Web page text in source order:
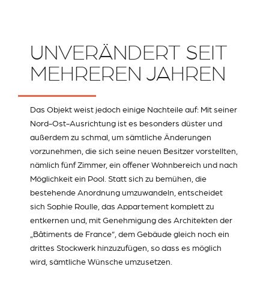
UNVERÄNDERT SEIT
MEHREREN JAHREN
Das Objekt weist jedoch einige Nachteile auf: Mit seiner
Nord-Ost-Ausrichtung ist es besonders düster und
außerdem zu schmal, um sämtliche Änderungen
vorzunehmen, die sich seine neuen Besitzer vorstellten,
nämlich fünf Zimmer, ein offener Wohnbereich und nach
Möglichkeit ein Pool. Statt sich zu bemühen, die
bestehende Anordnung umzuwandeln, entscheidet
sich Sophie Roulle, das Appartement komplett zu
entkernen und, mit Genehmigung des Architekten der
„Bâtiments de France“, dem Gebäude gleich noch ein
drittes Stockwerk hinzuzufügen, so dass es möglich
wird, sämtliche Wünsche umzusetzen.